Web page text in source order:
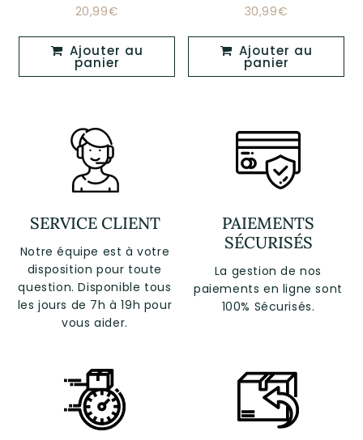
Prix
20,99€
panier
Prix
30,99€
panier
SERVICE CLIENT
Notre équipe est à votre
disposition pour toute
question. Disponible tous
les jours de 7h à 19h pour
vous aider.
PAIEMENTS
SÉCURISÉS
La gestion de nos
paiements en ligne sont
100% Sécurisés.